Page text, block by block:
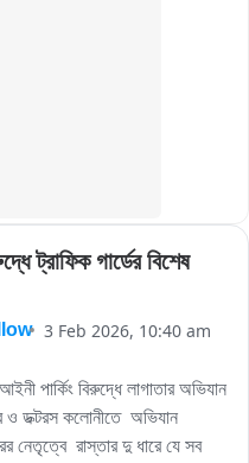
ট্রাফিক গার্ডের বিশেষ
3 Feb 2026, 10:40 am
পার্কিং বিরুদ্ধে লাগাতার অভিযান
ও ডক্টরস কলোনীতে  অভিযান
নেতৃত্বে  রাস্তার দু ধারে যে সব